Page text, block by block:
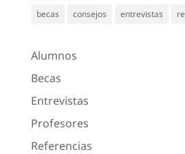
becas consejos entrevistas
Alumnos
Becas
Entrevistas
Profesores
Referencias